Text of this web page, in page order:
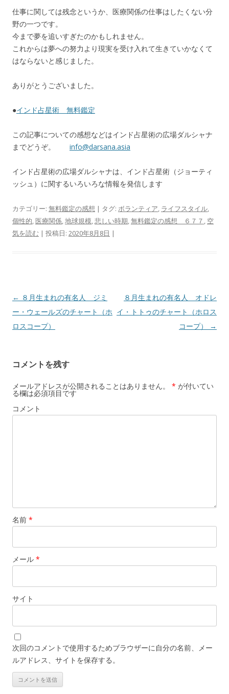
仕事に関しては残念というか、医療関係の仕事はしたくない分
野の一つです。
今まで夢を追いすぎたのかもしれません。
これからは夢への努力より現実を受け入れて生きていかなくて
はならないと感じました。
ありがとうございました。
●インド占星術 無料鑑定
この記事についての感想などはインド占星術の広場ダルシャナ
までどうぞ。 info@darsana.asia
インド占星術の広場ダルシャナは、インド占星術（ジョーティ
ッシュ）に関するいろいろな情報を発信します
カテゴリー: 無料鑑定の感想 | タグ: ボランティア, ライフスタイル,
個性的,医療関係,地球規模,悲しい時期,無料鑑定の感想 ６７７ , 空
気を読む | 投稿日: 2020年8月8日 |
投
稿
ナ
ー
シ
ョ
ン
← ８月生まれの有名人 ジミ
ー・ウェールズのチャート（ホ
ロスコープ）
８月生まれの有名人 オドレ
イ・トトゥのチャート（ホロス
コープ）
→
コメントを残す
メールアドレスが公開されることはありません。 * が付いてい
る欄は必須項目です
コメント
名前 *
メール *
サイト
次回のコメントで使用するためブラウザーに自分の名前、メー
ルアドレス、サイトを保存する。